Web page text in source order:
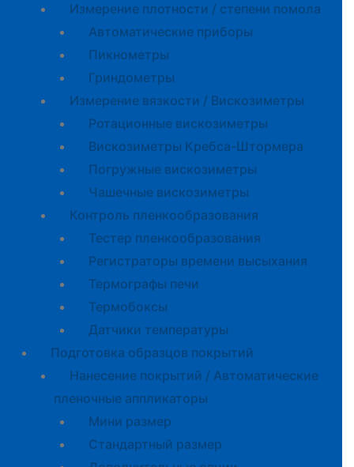
Измерение плотности / степени помола
Автоматические приборы
Пикнометры
Гриндометры
Измерение вязкости / Вискозиметры
Ротационные вискозиметры
Вискозиметры Кребса-Штормера
Погружные вискозиметры
Чашечные вискозиметры
Контроль пленкообразования
Тестер пленкообразования
Регистраторы времени высыхания
Термографы печи
Термобоксы
Датчики температуры
Подготовка образцов покрытий
Нанесение покрытий / Автоматические
пленочные аппликаторы
Мини размер
Стандартный размер